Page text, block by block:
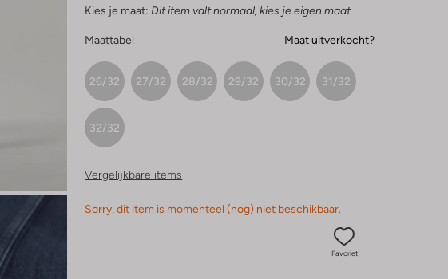
Kies je maat: Dit item valt normaal, kies je eigen maat
Maattabel Maat uitverkocht?
26/32 27/32 28/32 29/32 30/32 31/32
32/32
Vergelijkbare items
Sorry, dit item is momenteel (nog) niet beschikbaar.
Favoriet